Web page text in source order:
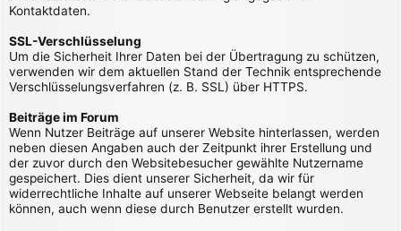
Kontaktdaten.
SSL-Verschlüsselung
Um die Sicherheit Ihrer Daten bei der Übertragung zu schützen,
verwenden wir dem aktuellen Stand der Technik entsprechende
Verschlüsselungsverfahren (z. B. SSL) über HTTPS.
Beiträge im Forum
Wenn Nutzer Beiträge auf unserer Website hinterlassen, werden
neben diesen Angaben auch der Zeitpunkt ihrer Erstellung und
der zuvor durch den Websitebesucher gewählte Nutzername
gespeichert. Dies dient unserer Sicherheit, da wir für
widerrechtliche Inhalte auf unserer Webseite belangt werden
können, auch wenn diese durch Benutzer erstellt wurden.